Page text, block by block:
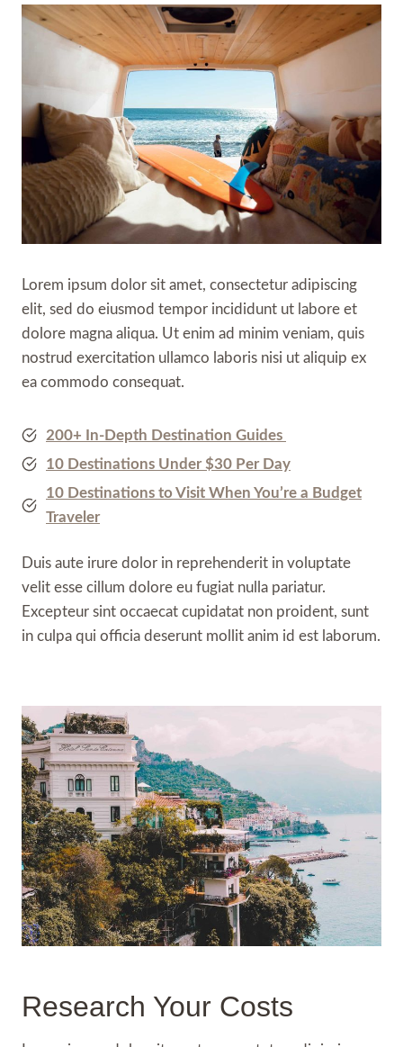
Lorem ipsum dolor sit amet, consectetur adipiscing
elit, sed do eiusmod tempor incididunt ut labore et
dolore magna aliqua. Ut enim ad minim veniam, quis
nostrud exercitation ullamco laboris nisi ut aliquip ex
ea commodo consequat.
200+ In-Depth Destination Guides
10 Destinations Under $30 Per Day
10 Destinations to Visit When You’re a Budget
Traveler
Duis aute irure dolor in reprehenderit in voluptate
velit esse cillum dolore eu fugiat nulla pariatur.
Excepteur sint occaecat cupidatat non proident, sunt
in culpa qui officia deserunt mollit anim id est laborum.
Research Your Costs